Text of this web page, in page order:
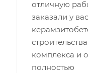
отличную
заказали у вас
строительства
комплекса и
полностью